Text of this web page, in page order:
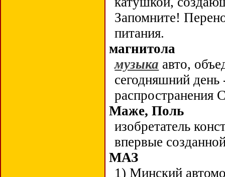
Запомните!
питания.
магнитола
музыка авто,
сегодняшний
распространения
Маже, Поль
изобретатель
впервые
МАЗ
1) Минский